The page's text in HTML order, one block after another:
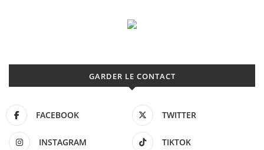
GARDER LE CONTACT
FACEBOOK TWITTER
INSTAGRAM TIKTOK